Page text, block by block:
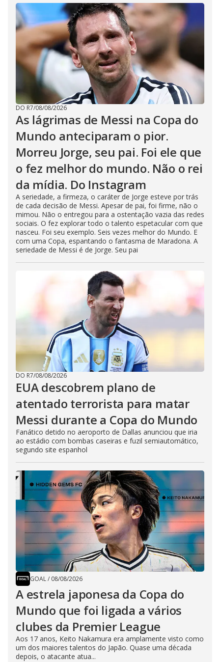
DO R7/08/08/2026
As lágrimas de Messi na Copa do
Mundo anteciparam o pior.
Morreu Jorge, seu pai. Foi ele que
o fez melhor do mundo. Não o rei
da mídia. Do Instagram
A seriedade, a firmeza, o caráter de Jorge esteve por trás
de cada decisão de Messi. Apesar de pai, foi firme, não o
mimou. Não o entregou para a ostentação vazia das redes
sociais. O fez explorar todo o talento espetacular com que
nasceu. Foi seu exemplo. Seis vezes melhor do Mundo. E
com uma Copa, espantando o fantasma de Maradona. A
seriedade de Messi é de Jorge. Seu pai
DO R7/08/08/2026
EUA descobrem plano de
atentado terrorista para matar
Messi durante a Copa do Mundo
Fanático detido no aeroporto de Dallas anunciou que iria
ao estádio com bombas caseiras e fuzil semiautomático,
segundo site espanhol
GOAL/ 08/08/2026
A estrela japonesa da Copa do
Mundo que foi ligada a vários
clubes da Premier League
Aos 17 anos, Keito Nakamura era amplamente visto como
um dos maiores talentos do Japão. Quase uma década
depois, o atacante atua...